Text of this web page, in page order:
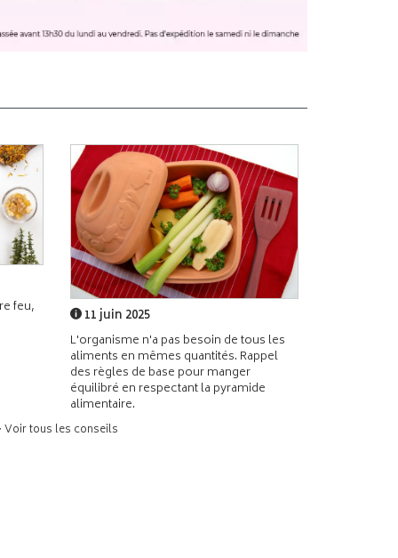
feu,
11 juin 2025
L'organisme n'a pas besoin de tous les
aliments en mêmes quantités. Rappel
des règles de base pour manger
équilibré en respectant la pyramide
alimentaire.
Voir tous les conseils